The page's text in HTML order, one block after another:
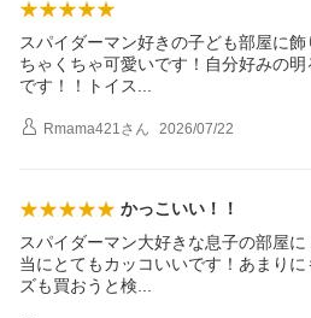
スパイダーマン好きの子ども部屋に
ちゃくちゃ可愛いです！自分好みの
です！！トイ ス
Rmama421 さん 2026/07/22
かっこいい！！
スパイダーマン大好きな息子の部屋
当にとてもカッコいいです！あまり
ズも買おうと検